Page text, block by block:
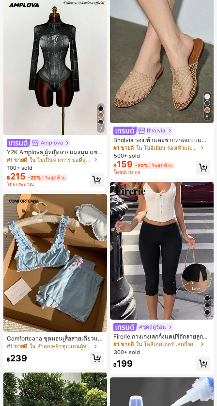
7
Amplova
Y2K Amplova ผู้หญิงลายแมงมุม แขน
ยาว คอตั้ง บอดี้สูท, สไตล์แฟชั่นดาร์ก
บอดี้สูทผู้หญิง บอดี้สูทฮาโลวีน บอดี้สูท
ลายใยแมงมุม
#1 ขายดี
ใน ไม่เป็นทางการ บอดี้สูทผู้หญิง
100+ sold
฿215 -20% วันสุดท้าย
โดยประมาณ
Comfortcana ชุดนอนเสื้อสายเดี่ยวแต่
งระบายและกางเกงขาสั้นสำหรับผู้หญิง
#1 ขายดี ใน ลำลอง-ยัง ชุดนอนผู้หญิง
฿239
5
Bholvia
Bholvia รองเท้าแตะชายหาดแบบแบน
สบาย ๆ ลายฉลุมาใหม่สำหรับผู้หญิง
#1 ขายดี
ใน โบฮีเมียน รองเท้าแตะผู้หญิง
500+ sold
฿159 -20% วันสุดท้าย
โดยประมาณ
#ชุดฤดูร้อน
Firerie กางเกงเลกกิ้งแคปรีถักลายลูกไม้
สีดำหรูหราสำหรับผู้หญิง อเนกประสงค์
สำหรับกีฬา แฟชั่น ชายหาด เทศกาลด
#1 ขายดี
ใน โพลีเอสเตอร์ เลกกิ้งสตรี
300+ sold
฿199